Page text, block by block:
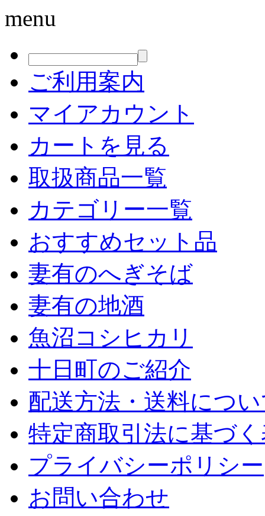
menu
ご利用案内
マイアカウント
カートを見る
取扱商品一覧
カテゴリー一覧
おすすめセット品
妻有のへぎそば
妻有の地酒
魚沼コシヒカリ
十日町のご紹介
配送方法・送料につ
特定商取引法に基づ
プライバシーポリシー
お問い合わせ